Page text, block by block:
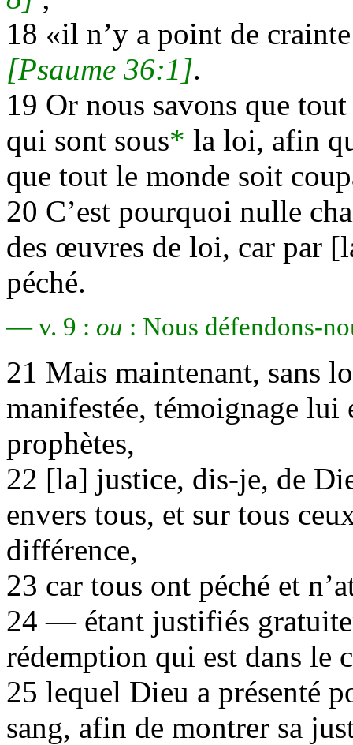
18 «il n’y a point de
[Psaume 36:1].
19 Or nous savons que
qui sont sous* la loi, afin
que tout le monde soit
20 C’est pourquoi nulle
des œuvres de loi, car par
péché.
— v. 9 : ou : Nous défendons-
21 Mais maintenant, sans
manifestée, témoignage
prophètes,
22 [la] justice, dis-je, de
envers tous, et sur tous
différence,
23 car tous ont péché et
24 — étant justifiés
rédemption qui est dans le
25 lequel Dieu a présenté
sang, afin de montrer sa